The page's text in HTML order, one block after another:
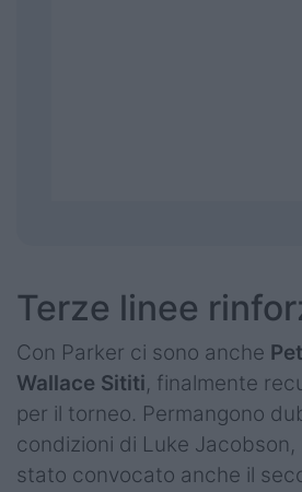
Terze linee
Con Parker ci sono anche
Wallace Sititi, finalmente
per il torneo. Permangono
condizioni di Luke
stato convocato anche il